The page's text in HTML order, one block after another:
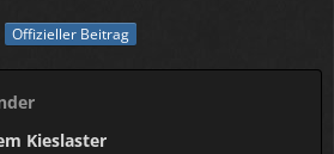
Offizieller Beitrag
Kieslaster